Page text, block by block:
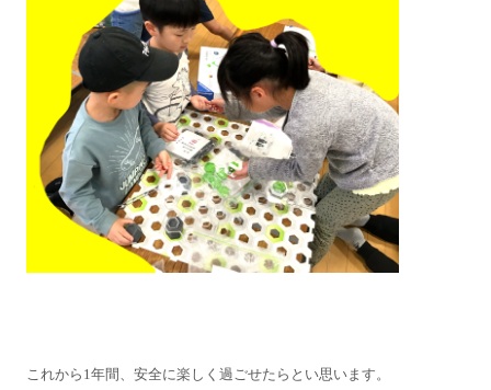
これから1年間、安全に楽しく過ごせたらとい思います。